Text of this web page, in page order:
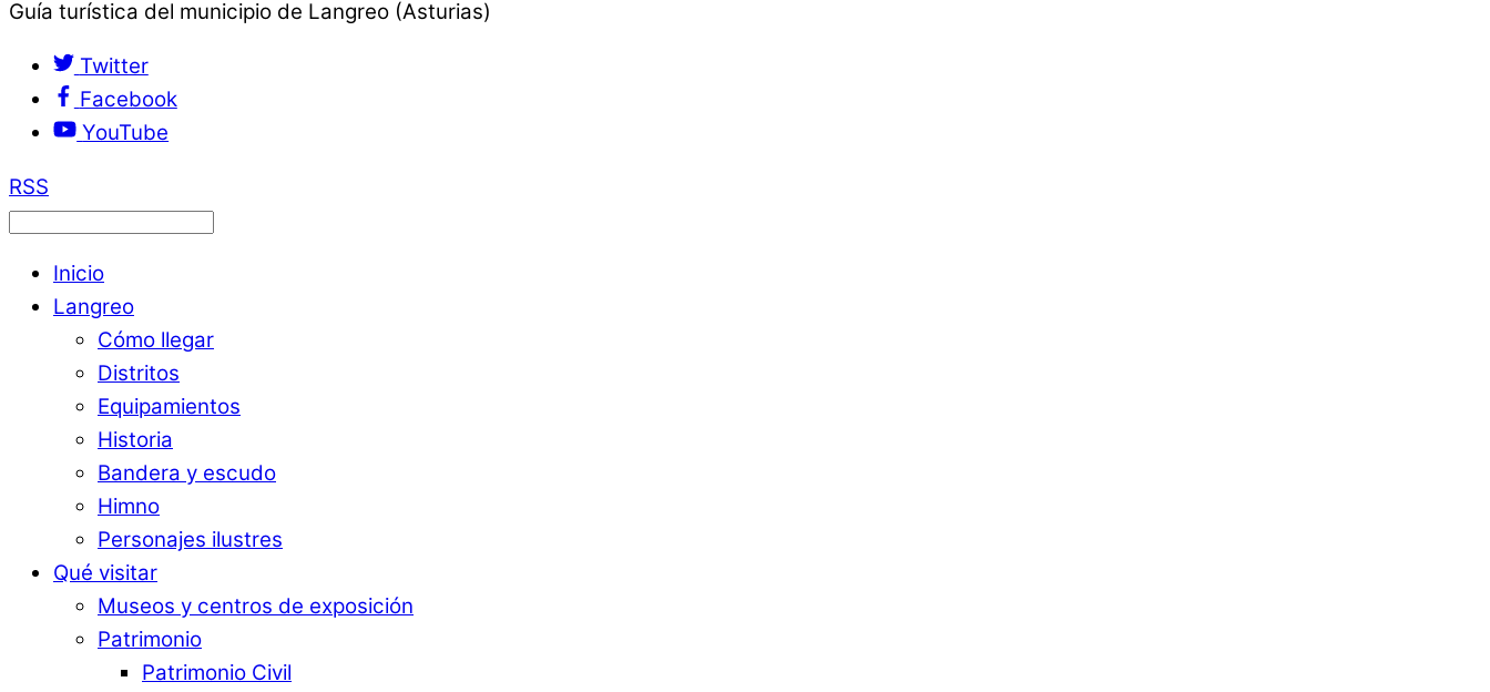
Guía turística del municipio de Langreo (Asturias)
Twitter
Facebook
YouTube
RSS
Inicio
Langreo
Cómo llegar
Distritos
Equipamientos
Historia
Bandera y escudo
Himno
Personajes ilustres
Qué visitar
Museos y centros de exposición
Patrimonio
Patrimonio Civil